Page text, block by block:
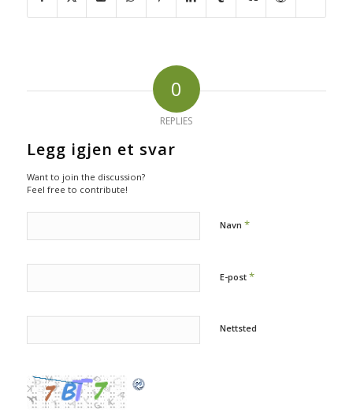
0
REPLIES
Legg igjen et svar
Want to join the discussion?
Feel free to contribute!
Navn *
E-post *
Nettsted